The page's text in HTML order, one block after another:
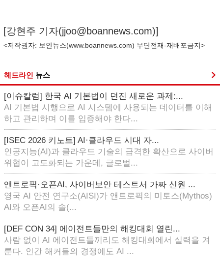
[강현주 기자(jjoo@boannews.com)]
<저작권자: 보안뉴스(www.boannews.com) 무단전재-재배포금지>
헤드라인 뉴스
[이슈칼럼] 한국 AI 기본법이 던진 새로운 과제:...
AI 기본법 시행으로 AI 시스템에 사용되는 데이터를 이해
하고 관리하며 이를 입증해야 한다...
[ISEC 2026 키노트] AI·클라우드 시대 자...
인공지능(AI)과 클라우드 기술의 급격한 확산으로 사이버
위협이 고도화되는 가운데, 글로벌...
앤트로픽·오픈AI, 사이버보안 테스트서 가짜 신원 ...
영국 AI 안전 연구소(AISI)가 앤트로픽의 미토스(Mythos)
AI와 오픈AI의 솔(...
[DEF CON 34] 에이전트들만의 해킹대회 열린...
사람 없이 AI 에이전트들끼리도 해킹대회에서 실력을 겨
룬다. 인간 해커들의 경쟁에도 AI ...